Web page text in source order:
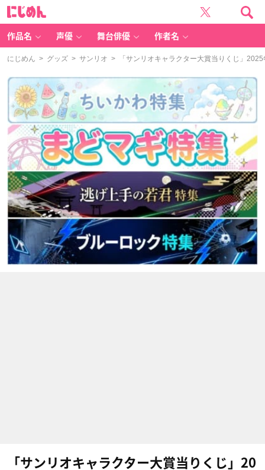
作品名 声優 舞台俳優 作者名
にじめん > グッズ > サンリオ > 「サンリオキャラクター大賞当りくじ」
「サンリオキャラクター大賞当りくじ」20